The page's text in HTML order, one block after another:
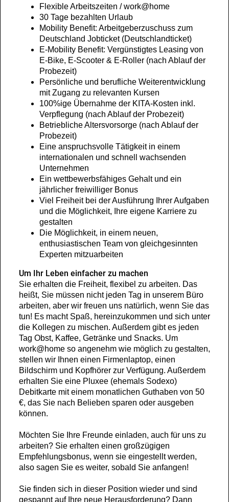
Flexible Arbeitszeiten / work@home
30 Tage bezahlten Urlaub
Mobility Benefit: Arbeitgeberzuschuss zum
Deutschland Jobticket (Deutschlandticket)
E-Mobility Benefit: Vergünstigtes Leasing von
E-Bike, E-Scooter & E-Roller (nach Ablauf der
Probezeit)
Persönliche und berufliche Weiterentwicklung
mit Zugang zu relevanten Kursen
100%ige Übernahme der KITA-Kosten inkl.
Verpflegung (nach Ablauf der Probezeit)
Betriebliche Altersvorsorge (nach Ablauf der
Probezeit)
Eine anspruchsvolle Tätigkeit in einem
internationalen und schnell wachsenden
Unternehmen
Ein wettbewerbsfähiges Gehalt und ein
jährlicher freiwilliger Bonus
Viel Freiheit bei der Ausführung Ihrer Aufgaben
und die Möglichkeit, Ihre eigene Karriere zu
gestalten
Die Möglichkeit, in einem neuen,
enthusiastischen Team von gleichgesinnten
Experten mitzuarbeiten
Um Ihr Leben einfacher zu machen
Sie erhalten die Freiheit, flexibel zu arbeiten. Das
heißt, Sie müssen nicht jeden Tag in unserem Büro
arbeiten, aber wir freuen uns natürlich, wenn Sie das
tun! Es macht Spaß, hereinzukommen und sich unter
die Kollegen zu mischen. Außerdem gibt es jeden
Tag Obst, Kaffee, Getränke und Snacks. Um
work@home so angenehm wie möglich zu gestalten,
stellen wir Ihnen einen Firmenlaptop, einen
Bildschirm und Kopfhörer zur Verfügung. Außerdem
erhalten Sie eine Pluxee (ehemals Sodexo)
Debitkarte mit einem monatlichen Guthaben von 50
€, das Sie nach Belieben sparen oder ausgeben
können.
Möchten Sie Ihre Freunde einladen, auch für uns zu
arbeiten? Sie erhalten einen großzügigen
Empfehlungsbonus, wenn sie eingestellt werden,
also sagen Sie es weiter, sobald Sie anfangen!
Sie finden sich in dieser Position wieder und sind
gespannt auf Ihre neue Herausforderung? Dann